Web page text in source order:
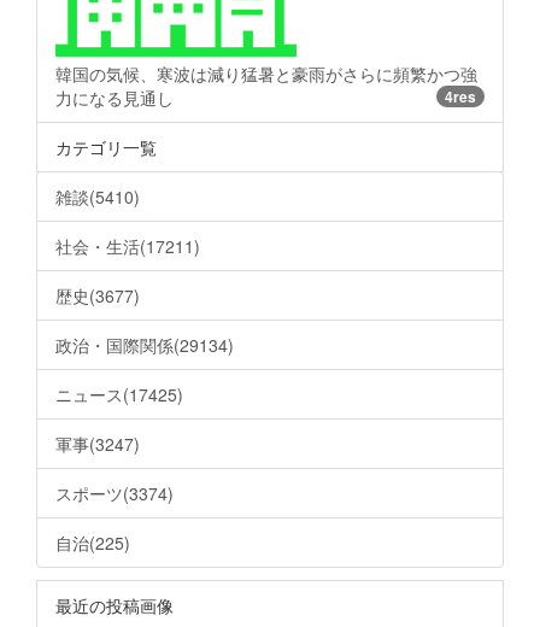
韓国の気候、寒波は減り猛暑と豪雨がさらに頻繁かつ強
力になる見通し
4res
カテゴリ一覧
雑談(5410)
社会・生活(17211)
歴史(3677)
政治・国際関係(29134)
ニュース(17425)
軍事(3247)
スポーツ(3374)
自治(225)
最近の投稿画像